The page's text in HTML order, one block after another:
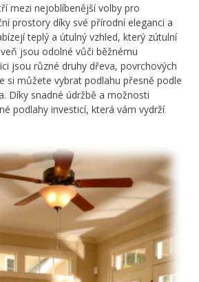
mezi nejoblíbenější volby pro
prostory díky své přírodní eleganci a
teplý a útulný vzhled, který zútulní
jsou odolné vůči běžnému
jsou různé druhy dřeva, povrchových
si můžete vybrat podlahu přesně podle
Díky snadné údržbě a možnosti
podlahy investicí, která vám vydrží